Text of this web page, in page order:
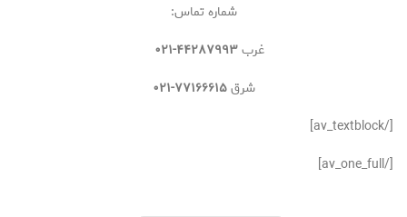
شماره تماس:
غرب۴۴۲۸۷۹۹۳-۰۲۱
شرق۷۷۱۶۶۶۱۵-۰۲۱
[/av_textblock]
[/av_one_full]